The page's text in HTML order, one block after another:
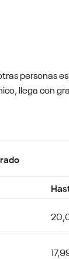
personas
llega con